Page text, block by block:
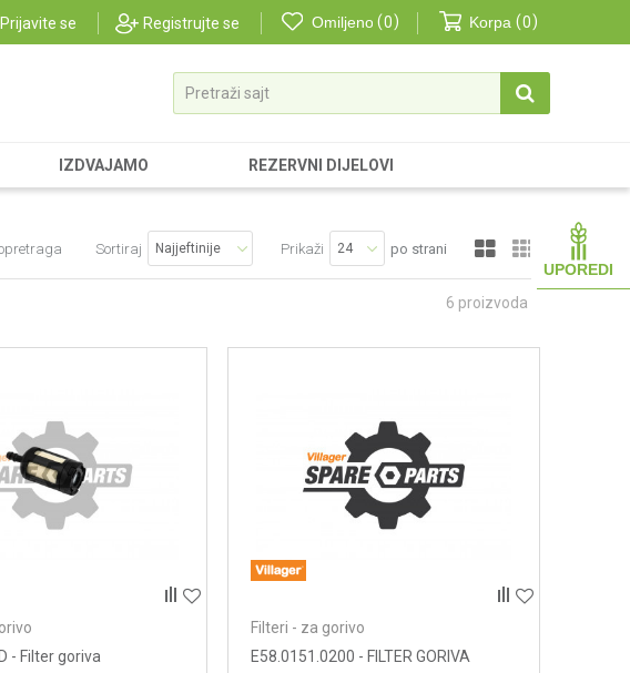
Prijavite se Registrujte se Omiljeno 0 Korpa 0
Pretraži sajt
IZDVAJAMO REZERVNI DIJELOVI
UPOREDI
Sortiraj Prikaži po strani
6 proizvoda
- Filter goriva
Filteri - za gorivo
E58.0151.0200 - FILTER GORIVA